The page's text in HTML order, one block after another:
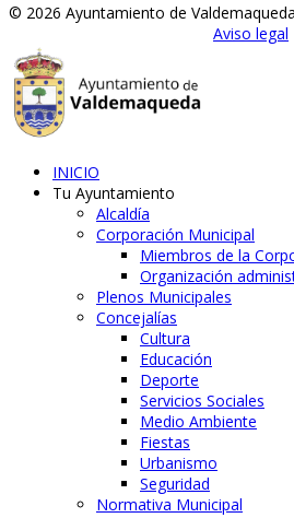
© 2026 Ayuntamiento de Valdemaqueda
Aviso legal
INICIO
Tu Ayuntamiento
Alcaldía
Corporación Municipal
Miembros de la
Organización
Plenos Municipales
Concejalías
Cultura
Educación
Deporte
Servicios Sociales
Medio Ambiente
Fiestas
Urbanismo
Seguridad
Normativa Municipal